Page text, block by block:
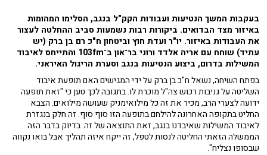
בעקבות המשך הנטיעות ועבודות הקק"ל בנגב, הסלימו המהומות
באיזור מצד הבדואים. ביקורות רבות נשמעות סביב ההחלטה לעצור
את העבודות באיזור. יו"ר ועדת חוץ וביטחון ח"כ רם בן ברק (יש
עתיד) שוחח עם אריה אלדד ורוני בר־און ב־103fm והתייחס לאיבוד
המשילות בדרום, ביצוע הנטיעות בנגב וסערת הריגול האיראני.
בפתח השיחה, נשאל ח"כ בן ברק על ידי המגישים האם תופעת איבוד
השליטה על גניבות רכוש צה"ל מוכרת לו. בתגובה לכך טען כי "זאת תופעה
ידועה לצערי הרב, מכיר את זה כל מילואימניק שעושה מילואים. הצבא
החליט בתקופה האחרונה להילחם בתופעה הזו סוף סוף. זה חלק בנגזרת
לאיבוד המשילות שאיבדנו בנגב, זאת התוצאה של זה. בדיוק בדבר הזה
הממשלה הזאתי החליטה לנסות לטפל, זה ייקח איזה תהליך אבל בואו נקווה
שבסופו נצליח".